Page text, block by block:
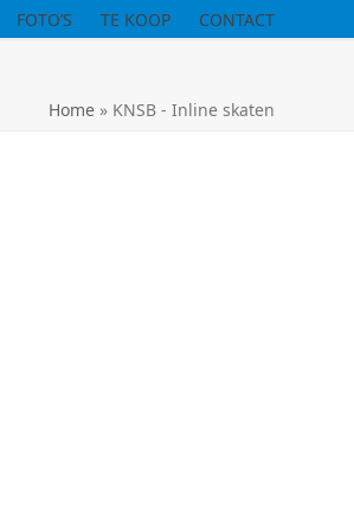
FOTO’S TE KOOP CONTACT
Home» KNSB - Inline skaten